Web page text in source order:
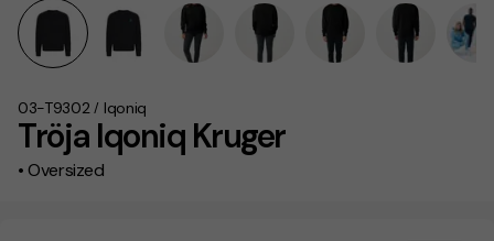
Tröja Iqoniq Kruger
• Oversized
03-T9302 / Iqoniq